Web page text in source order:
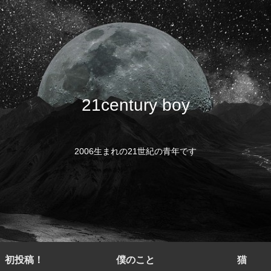
21century boy
2006生まれの21世紀の青年です
初投稿！ 僕のこと 猫